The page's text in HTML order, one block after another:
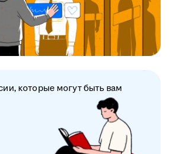
которые могут быть вам